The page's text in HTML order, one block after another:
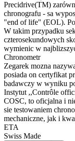
Precidrive(TM)
chronografu - sa
"end of life" (EOL).
W takim przypadku
czterosekundowych
wymienic w
Chronometr
Zegarek mozna
posiada on certyfikat
badawczy w wyniku
Instytut ,,Contrôle
COSC, to oficjalna i
sie testowaniem
mechaniczne, jak i
ETA
Swiss Made